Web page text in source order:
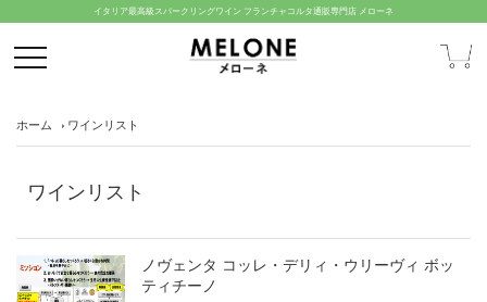
イタリア最高級スパークリングワイン フランチャコルタ通販専門店 メローネ
ホーム ワインリスト
ワインリスト
ノヴェンタ コッレ・デリィ・ウリーヴィ ボッ
ティチーノ